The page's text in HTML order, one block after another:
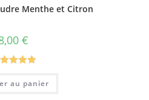
Menthe et Citron
€
5.00
sur 5
au panier